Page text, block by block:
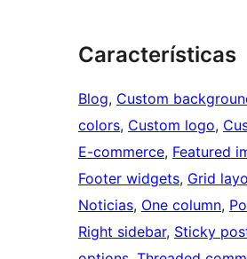
Características
Blog, Custom
colors, Custom logo,
E-commerce, Featured
Footer widgets, Grid
Noticias, One column,
Right sidebar, Sticky